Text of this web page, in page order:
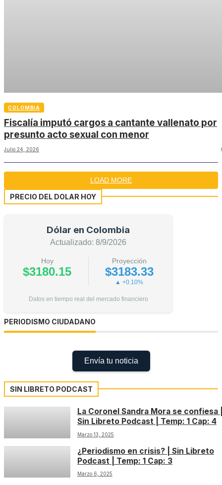
COLOMBIA
Fiscalía imputó cargos a cantante vallenato por
presunto acto sexual con menor
Julio 24, 2026
LOAD MORE
PRECIO DEL DOLAR HOY
Dólar en Colombia
Actualizado: 8/9/2026
Hoy
$3180.15
Proyección
$3183.33
▲ +0.10%
Datos en tiempo real del mercado financiero
PERIODISMO CIUDADANO
Envía tu noticia
SIN LIBRETO PODCAST
La Coronel Sandra Mora se confiesa
Sin Libreto Podcast | Temp: 1 Cap: 4
Marzo 13, 2025
¿Periodismo en crisis? | Sin Libreto
Podcast | Temp: 1 Cap: 3
Marzo 6, 2025